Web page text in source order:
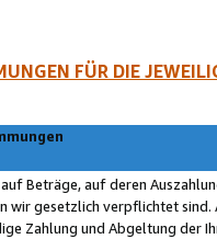
FÜR DIE
Beträge, auf deren
wir gesetzlich verpflichtet
Zahlung und Abgeltung der